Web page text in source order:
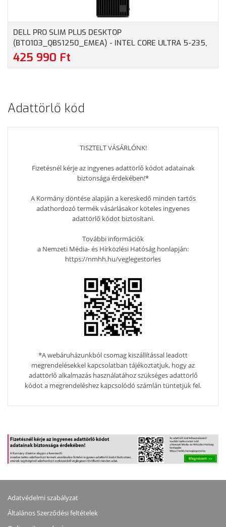
DELL PRO SLIM PLUS DESKTOP
(BTO103_QBS1250_EMEA) - INTEL CORE ULTRA 5-235,
16GB RAM, 512GB SSD, WIFI + BLUETOOTH, WINDOWS 11
PROFESSIONAL - SFF HÁZAS SZÁMÍTÓGÉP, 3 ÉV
425 990 Ft
Adattörlő kód
TISZTELT VÁSÁRLÓNK!
Fizetésnél kérje az ingyenes adattörlő kódot adatainak
biztonsága érdekében!*
A Kormány döntése alapján a kereskedő minden tartós
adathordozó termék vásárlásakor köteles ingyenes
adattörlő kódot biztosítani.
További információk
a Nemzeti Média- és Hírközlési Hatóság honlapján:
https://nmhh.hu/veglegestorles
*A webáruházunkból csomag kiszállítással leadott
megrendelésekkel kapcsolatban tájékoztatjuk, hogy az
adattörlő alkalmazás használatához szükséges adattörlő
kódot a megrendeléshez kapcsolódó számlán tüntetjük fel.
Adatvédelmi szabályzat
Általános Szerződési feltételek